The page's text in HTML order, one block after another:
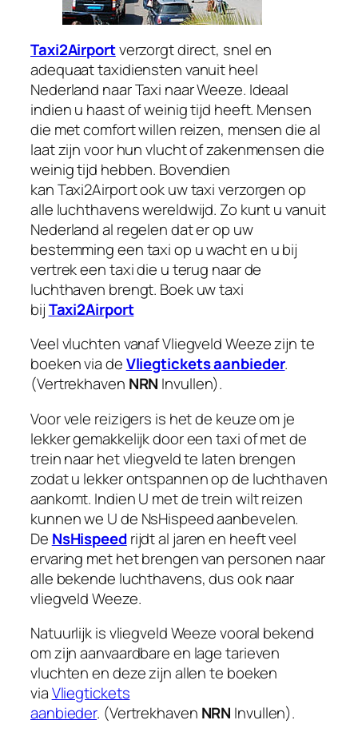
Taxi2Airportverzorgt direct, snel en
adequaat taxidiensten vanuit heel
Nederland naar Taxi naar Weeze. Ideaal
indien u haast of weinig tijd heeft. Mensen
die met comfort willen reizen, mensen die al
laat zijn voor hun vlucht of zakenmensen die
weinig tijd hebben. Bovendien
kan Taxi2Airport ook uw taxi verzorgen op
alle luchthavens wereldwijd. Zo kunt u vanuit
Nederland al regelen dat er op uw
bestemming een taxi op u wacht en u bij
vertrek een taxi die u terug naar de
luchthaven brengt. Boek uw taxi
bijTaxi2Airport
Veel vluchten vanaf Vliegveld Weeze zijn te
boeken via deVliegtickets aanbieder.
(Vertrekhaven NRN Invullen).
Voor vele reizigers is het de keuze om je
lekker gemakkelijk door een taxi of met de
trein naar het vliegveld te laten brengen
zodat u lekker ontspannen op de luchthaven
aankomt. Indien U met de trein wilt reizen
kunnen we U de NsHispeed aanbevelen.
De NsHispeedrijdt al jaren en heeft veel
ervaring met het brengen van personen naar
alle bekende luchthavens, dus ook naar
vliegveld Weeze.
Natuurlijk is vliegveld Weeze vooral bekend
om zijn aanvaardbare en lage tarieven
vluchten en deze zijn allen te boeken
viaVliegtickets
aanbieder. (Vertrekhaven NRN Invullen).